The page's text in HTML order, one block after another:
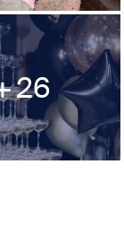
26